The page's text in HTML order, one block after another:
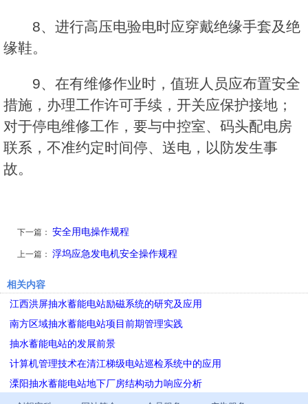
8、进行高压电验电时应穿戴绝缘手套及绝
缘鞋。
9、在有维修作业时，值班人员应布置安全
措施，办理工作许可手续，开关应保护接地；
对于停电维修工作，要与中控室、码头配电房
联系，不准约定时间停、送电，以防发生事
故。
下一篇： 安全用电操作规程
上一篇： 浮坞应急发电机安全操作规程
相关内容
江西洪屏抽水蓄能电站励磁系统的研究及应用
南方区域抽水蓄能电站项目前期管理实践
抽水蓄能电站的发展前景
计算机管理技术在清江梯级电站巡检系统中的应用
溧阳抽水蓄能电站地下厂房结构动力响应分析